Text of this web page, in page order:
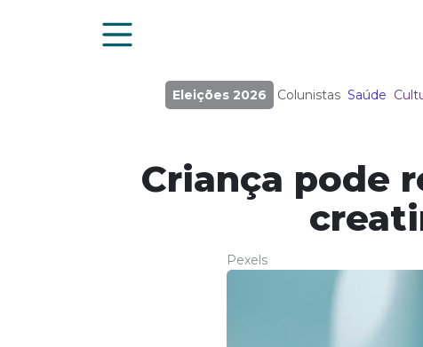
Eleições 2026 Colunistas Saúde
Criança pode
Pexels